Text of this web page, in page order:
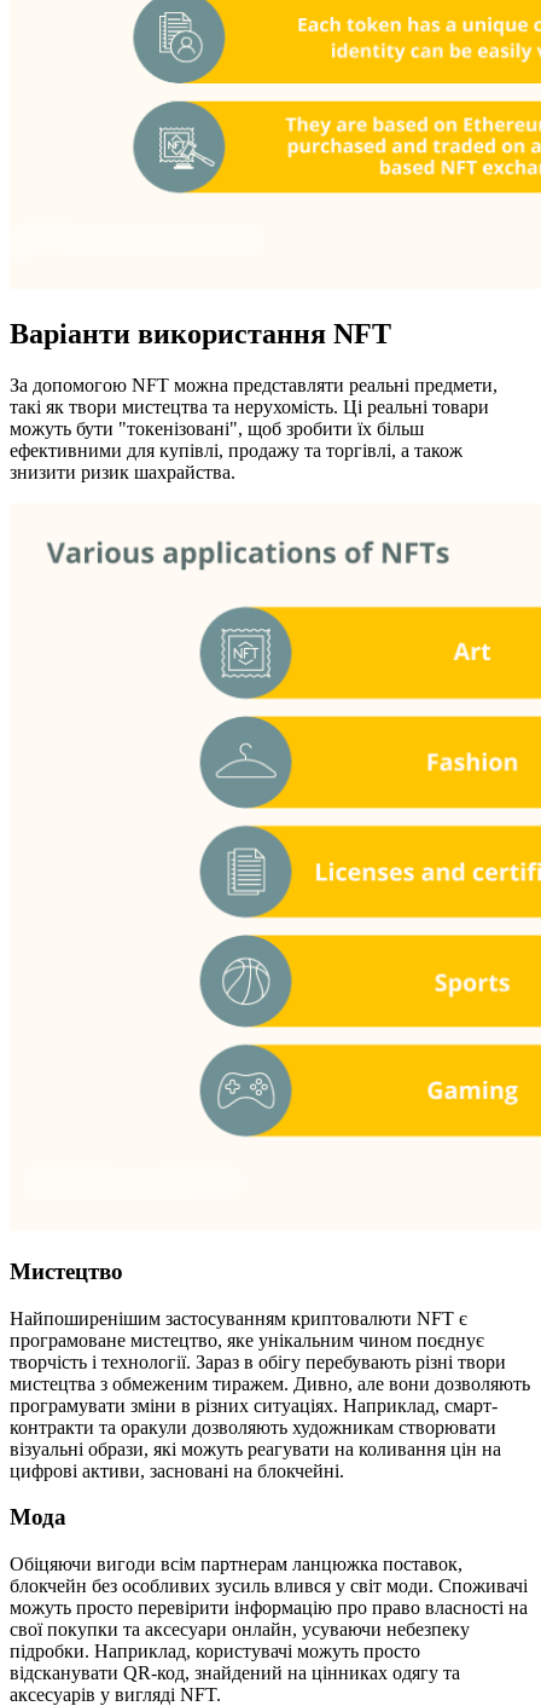
Варіанти використання NFT
За допомогою NFT можна представляти реальні предмети,
такі як твори мистецтва та нерухомість. Ці реальні товари
можуть бути "токенізовані", щоб зробити їх більш
ефективними для купівлі, продажу та торгівлі, а також
знизити ризик шахрайства.
Мистецтво
Найпоширенішим застосуванням криптовалюти NFT є
програмоване мистецтво, яке унікальним чином поєднує
творчість і технології. Зараз в обігу перебувають різні твори
мистецтва з обмеженим тиражем. Дивно, але вони дозволяють
програмувати зміни в різних ситуаціях. Наприклад, смарт-
контракти та оракули дозволяють художникам створювати
візуальні образи, які можуть реагувати на коливання цін на
цифрові активи, засновані на блокчейні.
Мода
Обіцяючи вигоди всім партнерам ланцюжка поставок,
блокчейн без особливих зусиль влився у світ моди. Споживачі
можуть просто перевірити інформацію про право власності на
свої покупки та аксесуари онлайн, усуваючи небезпеку
підробки. Наприклад, користувачі можуть просто
відсканувати QR-код, знайдений на цінниках одягу та
аксесуарів у вигляді NFT.